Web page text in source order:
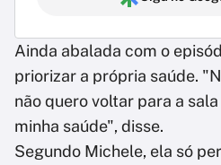
Ainda abalada com o
priorizar a própria saúde.
não quero voltar para a
minha saúde", disse.
Segundo Michele, ela só